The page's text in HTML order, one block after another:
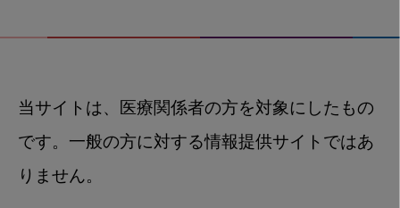
当サイトは、医療関係者の方を対象にしたもの
です。一般の方に対する情報提供サイトではあ
りません。